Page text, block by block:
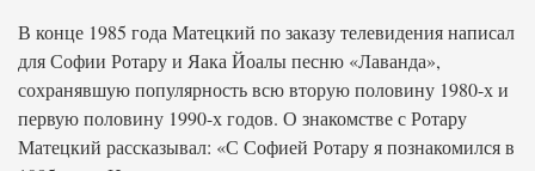
В конце 1985 года Матецкий по заказу телевидения написал
для Софии Ротару и Яака Йоалы песню «Лаванда»,
сохранявшую популярность всю вторую половину 1980-х и
первую половину 1990-х годов. О знакомстве с Ротару
Матецкий рассказывал: «С Софией Ротару я познакомился в